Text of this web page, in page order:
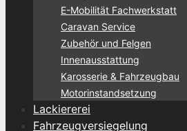
E-Mobilität Fachwerkstatt
Caravan Service
Zubehör und Felgen
Innenausstattung
Karosserie & Fahrzeugbau
Motorinstandsetzung
Lackiererei
Fahrzeugversiegelung